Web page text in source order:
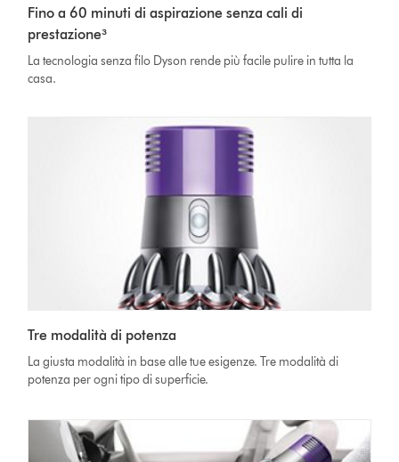
Fino a 60 minuti di aspirazione senza cali di
prestazione³
La tecnologia senza filo Dyson rende più facile pulire in tutta la
casa.
Tre modalità di potenza
La giusta modalità in base alle tue esigenze. Tre modalità di
potenza per ogni tipo di superficie.